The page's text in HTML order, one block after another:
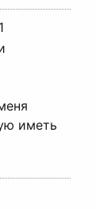
иметь